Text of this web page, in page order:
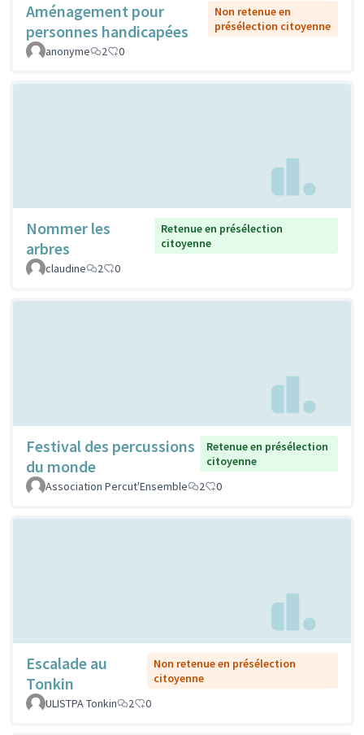
Aménagement pour
personnes handicapées
Non retenue en
présélection citoyenne
anonyme
2 0
Nommer les
arbres
Retenue en présélection
citoyenne
claudine
2 0
Festival des percussions
du monde
Retenue en présélection
citoyenne
Association Percut'Ensemble
2 0
Escalade au
Tonkin
Non retenue en présélection
citoyenne
ULISTPA Tonkin
2 0